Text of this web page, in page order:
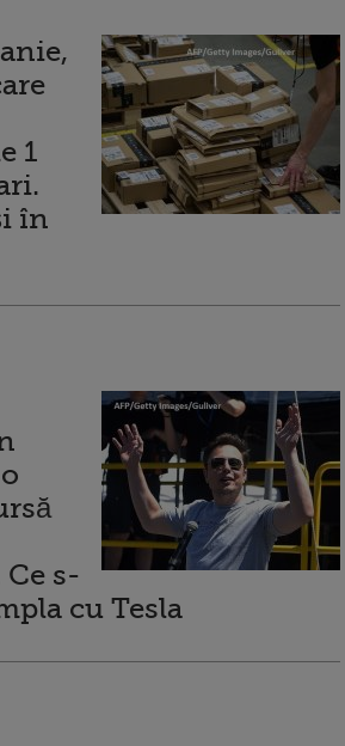
1
în
s-
cu Tesla